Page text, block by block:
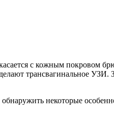
с кожным покровом
трансвагинальное УЗИ.
некоторые